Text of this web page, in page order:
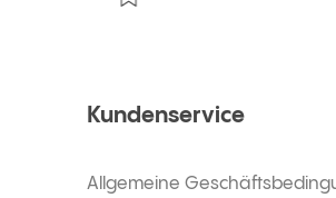
Kundenservice
Allgemeine